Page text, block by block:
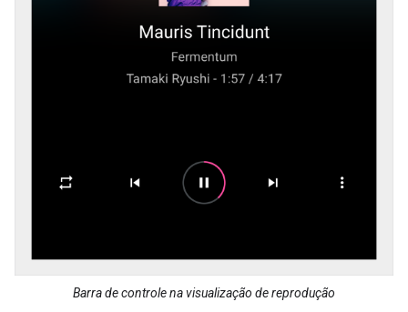
Barra de controle na visualização de reprodução